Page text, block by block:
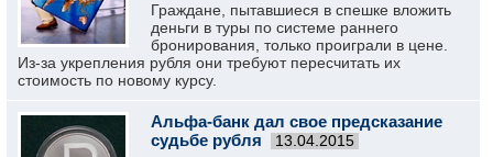
Граждане, пытавшиеся в спешке вложить
деньги в туры по системе раннего
бронирования, только проиграли в цене.
Из-за укрепления рубля они требуют пересчитать их
стоимость по новому курсу.
Альфа-банк дал свое предсказание
судьбе рубля
13.04.2015